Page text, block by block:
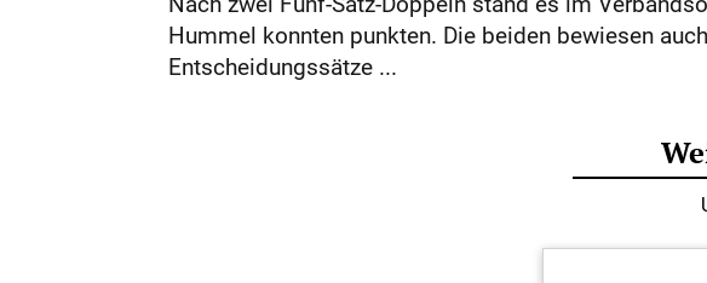
Hummel konnten punkten. Die beiden bewiesen
Entscheidungssätze ...